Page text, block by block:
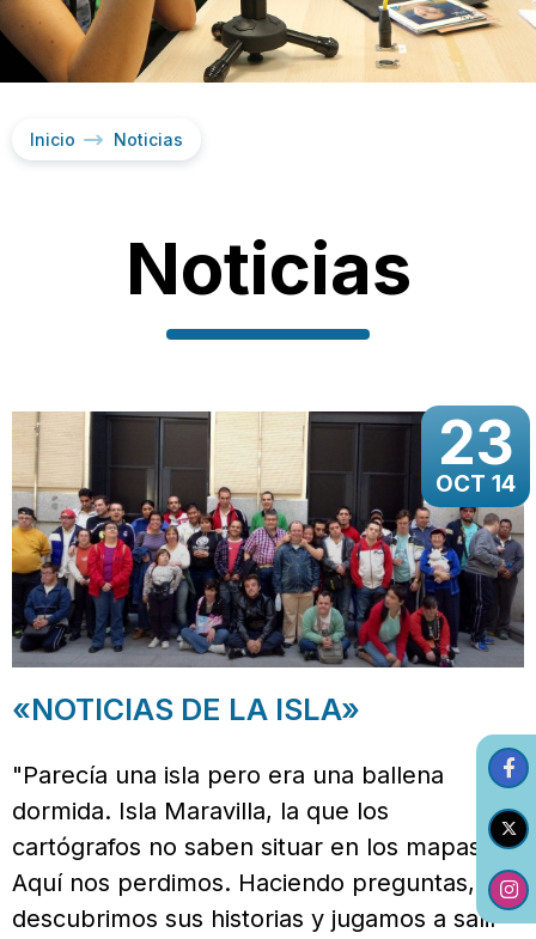
Inicio Noticias
Noticias
23
OCT 14
«NOTICIAS DE LA ISLA»
"Parecía una isla pero era una ballena
dormida. Isla Maravilla, la que los
cartógrafos no saben situar en los mapas.
Aquí nos perdimos. Haciendo preguntas,
descubrimos sus historias y jugamos a salir